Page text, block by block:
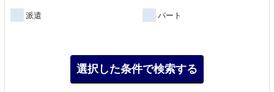
派遣 パート